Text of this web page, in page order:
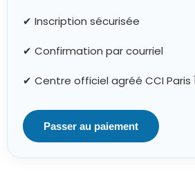
✔ Inscription sécurisée
✔ Confirmation par courriel
✔ Centre officiel agréé CCI
Passer au paiement